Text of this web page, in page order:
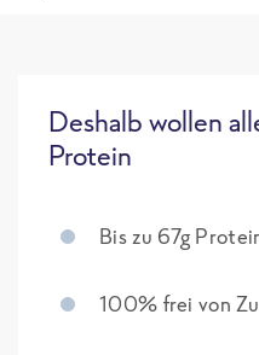
Deshalb wollen
Protein
Bis zu 67g
100% frei von